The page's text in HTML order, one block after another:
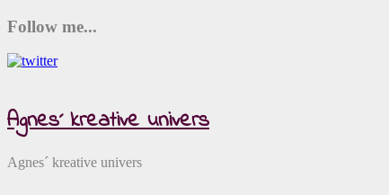
Follow me...
Agnes´ kreative univers
Agnes´ kreative univers